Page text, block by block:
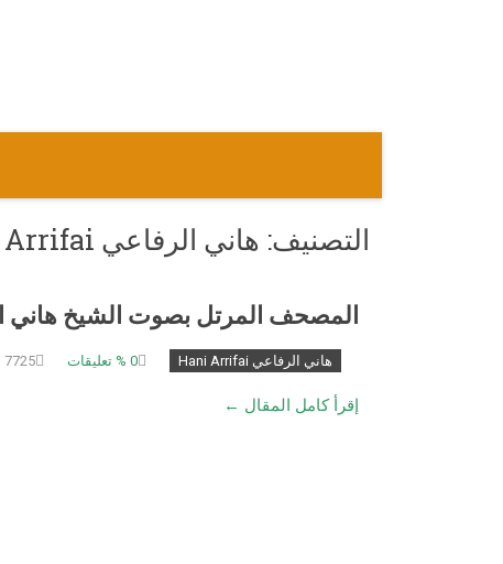
التصنيف: هاني الرفاعي Hani Arrifai
المصحف المرتل بصوت الشيخ
هاني الرفاعي Hani Arrifai 0 % تعليقات 7725 مشاهدة
إقرأ كامل المقال ←